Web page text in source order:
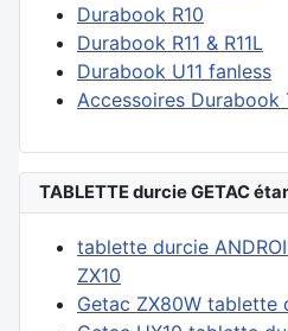
Durabook R10
Durabook R11 & R11L
Durabook U11 fanless
Accessoires Durabook
TABLETTE durcie GETAC
tablette durcie
ZX10
Getac ZX80W tablette